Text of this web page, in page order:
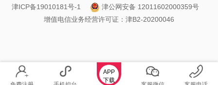
津ICP备19010181号-1
津公网安备 12011602000359号
增值电信业务经营许可证：津B2-20200046
APP
下载